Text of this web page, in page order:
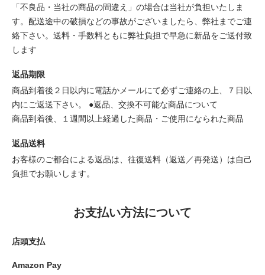
「不良品・当社の商品の間違え」の場合は当社が負担いたしま
す。配送途中の破損などの事故がございましたら、弊社までご連
絡下さい。送料・手数料ともに弊社負担で早急に新品をご送付致
します
返品期限
商品到着後２日以内に電話かメールにて必ずご連絡の上、７日以
内にご返送下さい。 ●返品、交換不可能な商品について
商品到着後、１週間以上経過した商品・ご使用になられた商品
返品送料
お客様のご都合による返品は、往復送料（返送／再発送）は自己
負担でお願いします。
お支払い方法について
店頭支払
Amazon Pay